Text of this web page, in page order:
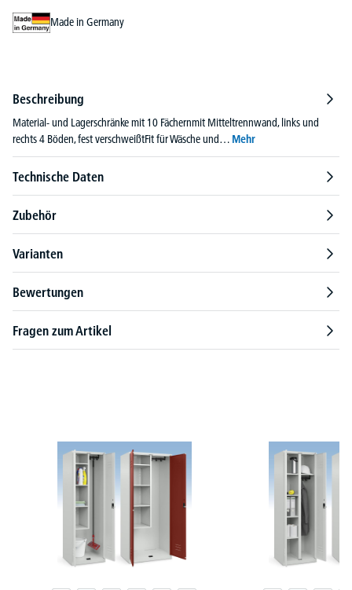
Made in Germany
Beschreibung
Material- und Lagerschränke mit 10 Fächernmit Mitteltrennwand, links und
rechts 4 Böden, fest verschweißtFit für Wäsche und… Mehr
Technische Daten
Zubehör
Varianten
Bewertungen
Fragen zum Artikel